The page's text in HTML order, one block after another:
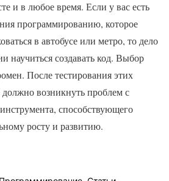
и в любое время. Если у вас есть
программированию, которое
в автобусе или метро, то дело
научиться создавать код. Выбор
После тестирования этих
возникнуть проблем с
способствующего
росту и развитию.